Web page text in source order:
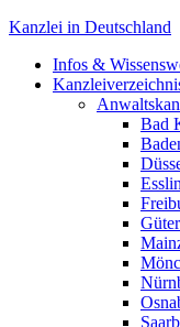
Kanzlei in Deutschland
Aktuelle rechtliche
Infos &
Bad